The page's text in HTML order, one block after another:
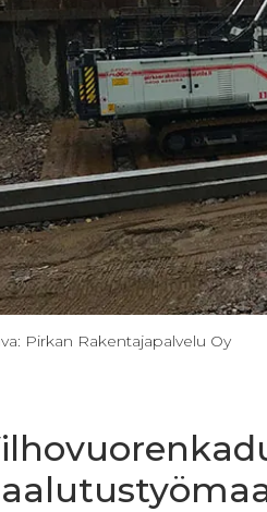
Pirkan Rakentajapalvelu Oy